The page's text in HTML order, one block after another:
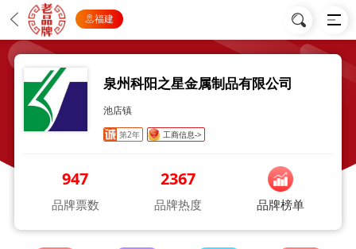
福建
泉州科阳之星金属制品有限公司
池店镇
第2年 工商信息->
947
品牌票数
2367
品牌热度 品牌榜单